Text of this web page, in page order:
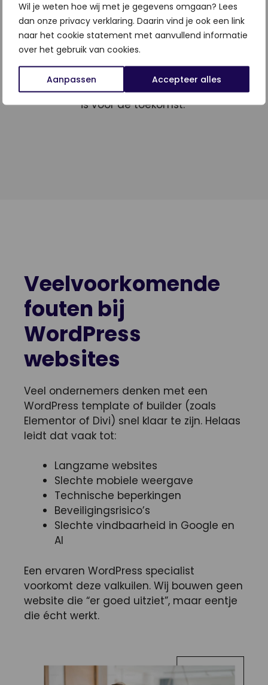
Wil je weten hoe wij met je gegevens omgaan? Lees
dan onze privacy verklaring. Daarin vind je ook een link
naar het cookie statement met aanvullend informatie
over het gebruik van cookies.
Aanpassen Accepteer alles
Met deze aanpak zorgen we ervoor dat
jouwWordPress websiteniet alleen
vandaag goed presteert, maar ook klaar
is voor de toekomst.
Veelvoorkomende
fouten bij
WordPress
websites
Veel ondernemers denken met een
WordPress template of builder (zoals
Elementor of Divi) snel klaar te zijn. Helaas
leidt dat vaak tot:
Langzame websites
Slechte mobiele weergave
Technische beperkingen
Beveiligingsrisico’s
Slechte vindbaarheid in Google en
AI
Een ervaren WordPress specialist
voorkomt deze valkuilen. Wij bouwen geen
website die “er goed uitziet”, maar eentje
die écht werkt.